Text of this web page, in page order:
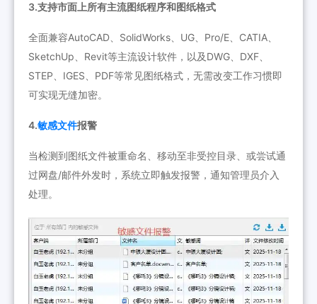
3.支持市面上所有主流图纸程序和图纸格式
全面兼容AutoCAD、SolidWorks、UG、Pro/E、CATIA、
SketchUp、Revit等主流设计软件，以及DWG、DXF、
STEP、IGES、PDF等常见图纸格式，无需改变工作习惯即
可实现无缝加密。
4.敏感文件报警
当检测到图纸文件被重命名、移动至非受控目录、或尝试通
过网盘/邮件外发时，系统立即触发报警，通知管理员介入
处理。